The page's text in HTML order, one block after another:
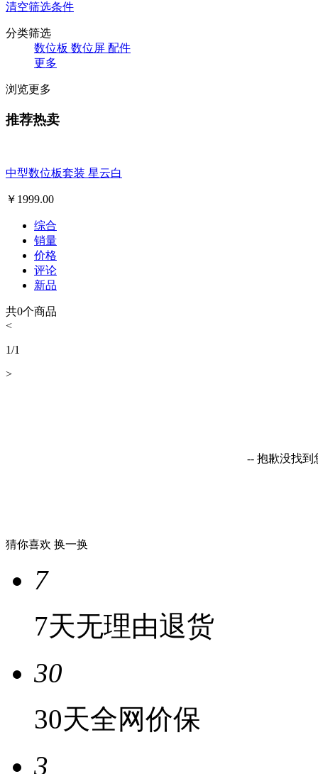
清空筛选条件
分类筛选
数位板 数位屏 配件
更多
浏览更多
推荐热卖
中型数位板套装 星云白
￥ 1999.00
综合
销量
价格
评论
新品
共0个商品
<
1/1
>
-- 抱歉没找到
猜你喜欢 换一换
7
7天无理由退货
30
30天全网价保
3